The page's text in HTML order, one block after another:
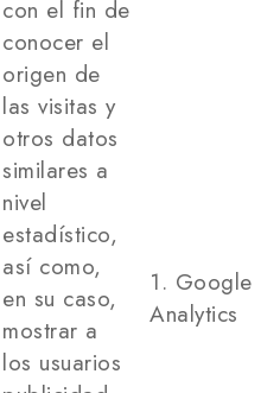
con el fin de
conocer el
origen de
las visitas y
otros datos
similares a
nivel
estadístico,
así como,
en su caso,
mostrar a
los usuarios
1. Google
Analytics